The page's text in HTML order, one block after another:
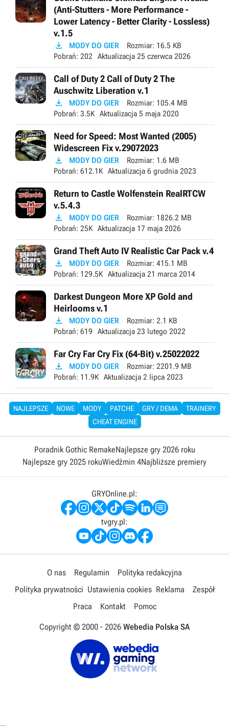
(Anti-Stutters - More Performance -
Lower Latency - Better Clarity - Lossless)
v.1.5
 MODY DO GIER Rozmiar: 16.5 KB
Pobrań: 202 Aktualizacja 25 czerwca 2026
Call of Duty 2 Call of Duty 2 The
Auschwitz Liberation v.1
 MODY DO GIER Rozmiar: 105.4 MB
Pobrań: 3.5K Aktualizacja 5 maja 2020
Need for Speed: Most Wanted (2005)
Widescreen Fix v.29072023
 MODY DO GIER Rozmiar: 1.6 MB
Pobrań: 612.1K Aktualizacja 6 grudnia 2023
Return to Castle Wolfenstein RealRTCW
v.5.4.3
 MODY DO GIER Rozmiar: 1826.2 MB
Pobrań: 25K Aktualizacja 17 maja 2026
Grand Theft Auto IV Realistic Car Pack v.4
 MODY DO GIER Rozmiar: 415.1 MB
Pobrań: 129.5K Aktualizacja 21 marca 2014
Darkest Dungeon More XP Gold and
Heirlooms v.1
 MODY DO GIER Rozmiar: 2.1 KB
Pobrań: 619 Aktualizacja 23 lutego 2022
Far Cry Far Cry Fix (64-Bit) v.25022022
 MODY DO GIER Rozmiar: 2201.9 MB
Pobrań: 11.9K Aktualizacja 2 lipca 2023
NAJLEPSZE NOWE MODY PATCHE GRY / DEMA
TRAINERY
CHEAT ENGINE
Poradnik Gothic RemakeNajlepsze gry 2026 roku
Najlepsze gry 2025 rokuWiedźmin 4Najbliższe premiery
GRYOnline.pl:
tvgry.pl:
O nas Regulamin
Polityka redakcyjna
Polityka prywatności Ustawienia cookies Reklama
Zespół
Praca
Kontakt Pomoc
Copyright © 2000 - 2026 Webedia Polska SA